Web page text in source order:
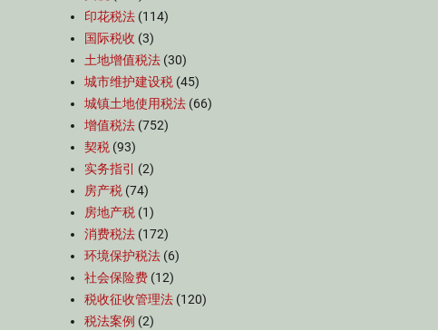
印花税法 (114)
国际税收 (3)
土地增值税法 (30)
城市维护建设税 (45)
城镇土地使用税法 (66)
增值税法 (752)
契税 (93)
实务指引
(2)
房产税 (74)
房地产税 (1)
消费税法 (172)
环境保护税法 (6)
社会保险费 (12)
税收征收管理法 (120)
税法案例 (2)